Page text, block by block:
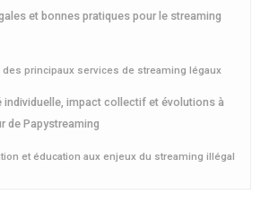
et bonnes pratiques pour le streaming
des principaux services de streaming légaux
individuelle, impact collectif et évolutions à
de Papystreaming
et éducation aux enjeux du streaming illégal